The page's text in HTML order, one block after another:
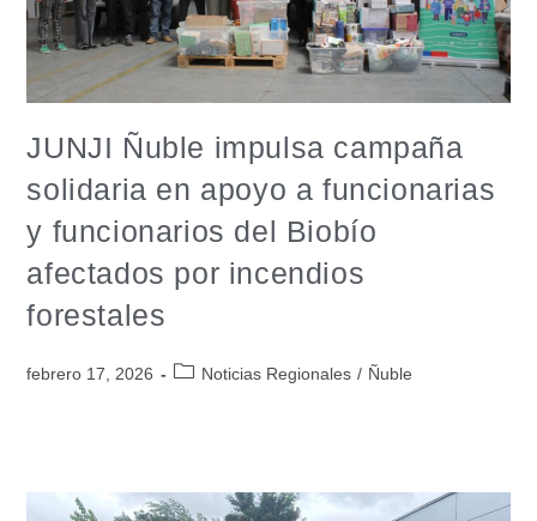
JUNJI Ñuble impulsa campaña
solidaria en apoyo a funcionarias
y funcionarios del Biobío
afectados por incendios
forestales
febrero 17, 2026 Noticias Regionales / Ñuble